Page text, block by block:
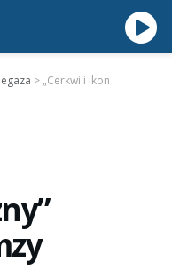
> „Cerkwi i ikon